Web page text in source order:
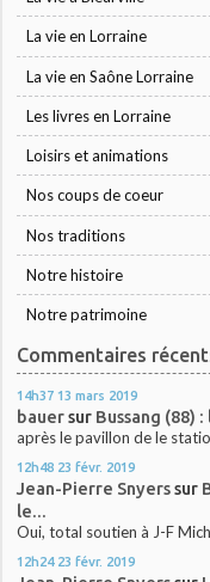
La vie en Lorraine
La vie en Saône Lorraine
Les livres en Lorraine
Loisirs et animations
Nos coups de coeur
Nos traditions
Notre histoire
Notre patrimoine
Commentaires
14h37 13 mars 2019
bauersur Bussang (88)
après le pavillon de le
12h48 23 févr. 2019
Jean-Pierre Snyerssur
le...
Oui, total soutien à J-F
12h24 23 févr. 2019